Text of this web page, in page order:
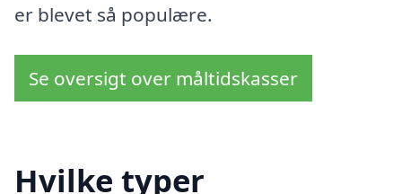
er blevet så populære.
Se oversigt over måltidskasser
Hvilke typer